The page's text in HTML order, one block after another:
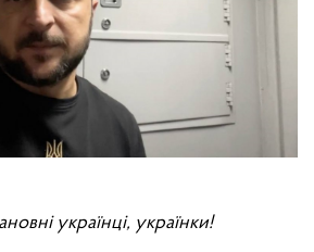
українці, українки!